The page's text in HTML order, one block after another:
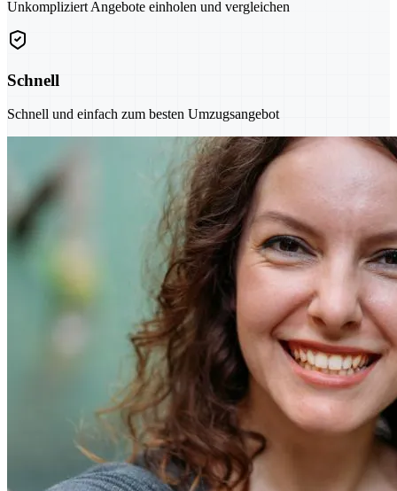
Unkompliziert Angebote einholen und vergleichen
Schnell
Schnell und einfach zum besten Umzugsangebot